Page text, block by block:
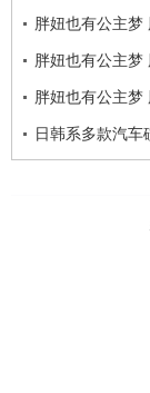
胖妞也有公主梦
胖妞也有公主梦
胖妞也有公主梦
日韩系多款汽